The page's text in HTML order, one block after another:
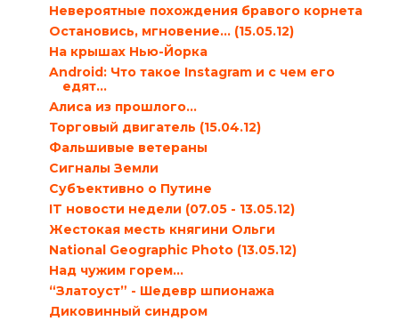
Невероятные похождения бравого корнета
Остановись, мгновение... (15.05.12)
На крышах Нью-Йорка
Android: Что такое Instagram и с чем его
едят…
Алиса из прошлого…
Торговый двигатель (15.04.12)
Фальшивые ветераны
Сигналы Земли
Субъективно о Путине
IT новости недели (07.05 - 13.05.12)
Жестокая месть княгини Ольги
National Geographic Photo (13.05.12)
Над чужим горем...
“Златоуст” - Шедевр шпионажа
Диковинный синдром